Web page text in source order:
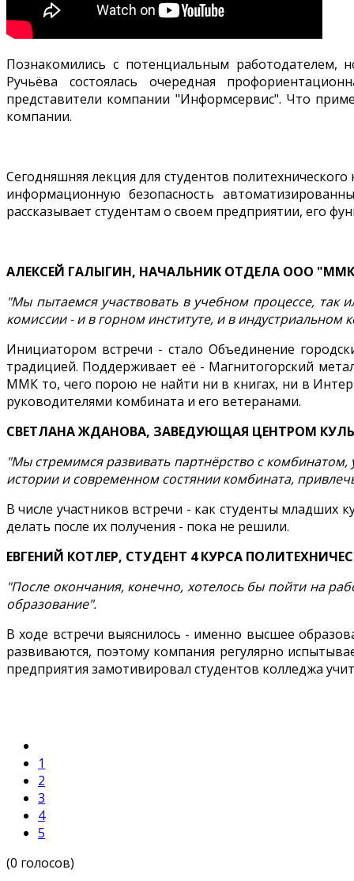
Познакомились с потенциальным работодателем,
Ручьёва состоялась очередная
представители компании "Информсервис". Что
компании.
Сегодняшняя лекция для студентов
информационную безопасность
рассказывает студентам о своем предприятии, его
АЛЕКСЕЙ ГАЛЫГИН, НАЧАЛЬНИК ОТДЕЛА ООО
"Мы пытаемся участвовать в учебном процессе, так
комиссии - и в горном институте, и в
Инициатором встречи - стало Объединение
традицией. Поддерживает её - Магнитогорский
ММК то, чего порою не найти ни в книгах, ни в
руководителями комбината и его ветеранами.
СВЕТЛАНА ЖДАНОВА, ЗАВЕДУЮЩАЯ ЦЕНТРОМ
"Мы стремимся развивать партнёрство с
истории и современном состянии комбината,
В числе участников встречи - как студенты
делать после их получения - пока не решили.
ЕВГЕНИЙ КОТЛЕР, СТУДЕНТ 4 КУРСА
"После окончания, конечно, хотелось бы пойти на
образование".
В ходе встречи выяснилось - именно высшее
развиваются, поэтому компания регулярно
предприятия замотивировал студентов колледжа
1
2
3
4
5
(0 голосов)